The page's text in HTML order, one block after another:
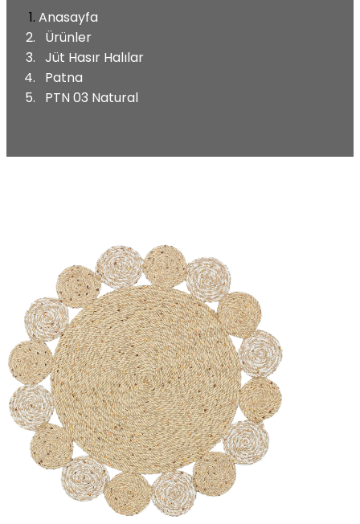
Anasayfa
Ürünler
Jüt Hasır Halılar
Patna
PTN 03 Natural